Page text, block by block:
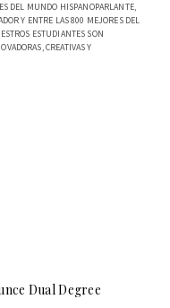
DEL MUNDO HISPANOPARLANTE,
Y ENTRE LAS 800 MEJORES DEL
ESTUDIANTES SON
CREATIVAS Y
Dual Degree